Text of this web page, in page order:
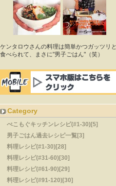
ケンタロウさんの料理は簡単かつガッツリと
食べられて、まさに"男子ごはん"（笑）
Category
ぺこもぐキッチンレシピ(#1-30)[5]
男子ごはん過去レシピ一覧[3]
料理レシピ(#1-30)[28]
料理レシピ(#31-60)[30]
料理レシピ(#61-90)[29]
料理レシピ(#91-120)[30]